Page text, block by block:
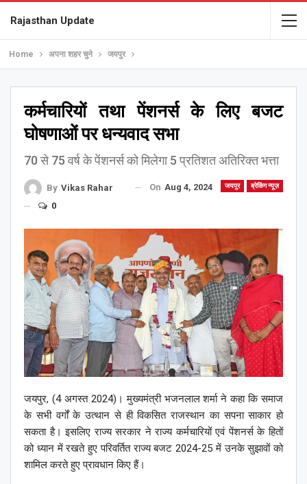
Rajasthan Update
Home अपना शहर चुने जयपुर
कर्मचारियों तथा पेंशनर्स के लिए बजट
घोषणाओं पर धन्यवाद सभा
70 से 75 वर्ष के पेंशनर्स को मिलेगा 5 प्रतिशत अतिरिक्त भत्ता
जयपुर ब्रेकिंग न्यूज़
By Vikas Rahar On Aug 4, 2024
0
जयपुर, (4 अगस्त 2024)। मुख्यमंत्री भजनलाल शर्मा ने कहा कि समाज
के सभी वर्गों के उत्थान से ही विकसित राजस्थान का सपना साकार हो
सकता है। इसलिए राज्य सरकार ने राज्य कर्मचारियों एवं पेंशनर्स के हितों
को ध्यान में रखते हुए परिवर्तित राज्य बजट 2024-25 में उनके सुझावों को
शामिल करते हुए प्रावधान किए हैं।